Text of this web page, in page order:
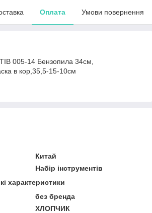
Оплата Умови повернення
005-14 Бензопила 34см,
в кор,35,5-15-10см
Китай
Набір інструментів
характеристики
без бренда
ХЛОПЧИК